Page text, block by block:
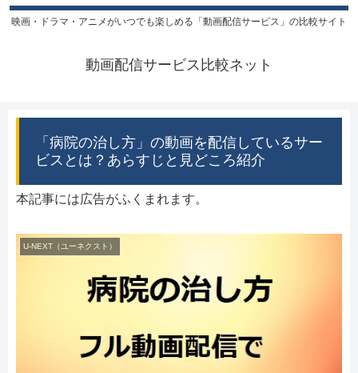
映画・ドラマ・アニメがいつでも楽しめる「動画配信サービス」の比較サイト
動画配信サービス比較ネット
「病院の治し方」の動画を配信しているサー
ビスとは？あらすじと見どころ紹介
本記事には広告がふくまれます。
U-NEXT（ユーネクスト）